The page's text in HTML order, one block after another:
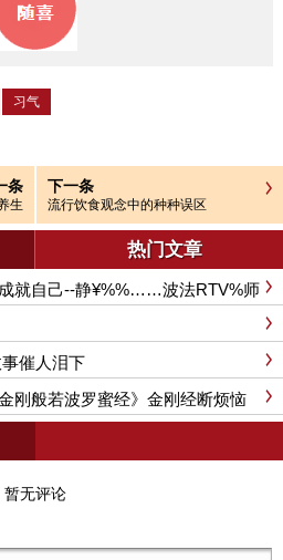
习气
条
生
下一条
流行饮食观念中的种种误区
热门文章
就自己--静¥%%……波法RTV%师
催人泪下
刚般若波罗蜜经》金刚经断烦恼
暂无评论